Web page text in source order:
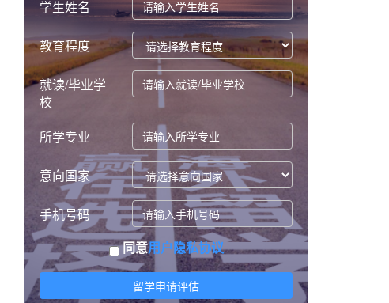
学生姓名
教育程度
就读/毕业学
校
所学专业
意向国家
手机号码
同意用户隐私协议
留学申请评估